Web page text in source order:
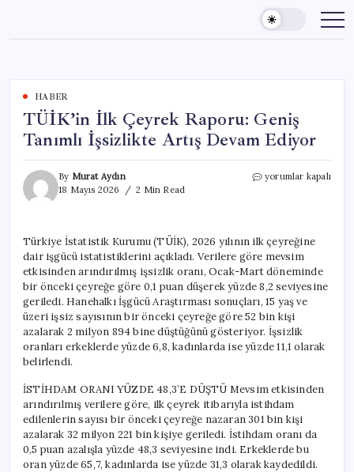
content
HABER
TÜİK’in İlk Çeyrek Raporu: Geniş
Tanımlı İşsizlikte Artış Devam Ediyor
By Murat Aydın
18 Mayıs 2026
2 Min Read
TÜİK’in
Tanımlı
İşsizlikte
Artış
Devam
Ediyor
için
yorumlar kapalı
Türkiye İstatistik Kurumu (TÜİK), 2026 yılının ilk çeyreğine
dair işgücü istatistiklerini açıkladı. Verilere göre mevsim
etkisinden arındırılmış işsizlik oranı, Ocak-Mart döneminde
bir önceki çeyreğe göre 0,1 puan düşerek yüzde 8,2 seviyesine
geriledi. Hanehalkı İşgücü Araştırması sonuçları, 15 yaş ve
üzeri işsiz sayısının bir önceki çeyreğe göre 52 bin kişi
azalarak 2 milyon 894 bine düştüğünü gösteriyor. İşsizlik
oranları erkeklerde yüzde 6,8, kadınlarda ise yüzde 11,1 olarak
belirlendi.
İSTİHDAM ORANI YÜZDE 48,3’E DÜŞTÜ Mevsim etkisinden
arındırılmış verilere göre, ilk çeyrek itibarıyla istihdam
edilenlerin sayısı bir önceki çeyreğe nazaran 301 bin kişi
azalarak 32 milyon 221 bin kişiye geriledi. İstihdam oranı da
0,5 puan azalışla yüzde 48,3 seviyesine indi. Erkeklerde bu
oran yüzde 65,7, kadınlarda ise yüzde 31,3 olarak kaydedildi.